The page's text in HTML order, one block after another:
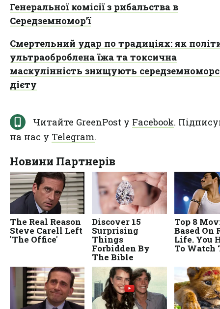
Генеральної комісії з рибальства в
Середземномор’ї
Смертельний удар по традиціях: як
ультраоброблена їжа та токсична
маскулінність знищують
дієту
Читайте GreenPost у Facebook.
на нас у Telegram.